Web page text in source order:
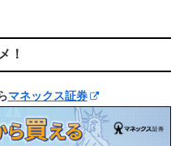
！
マネックス証券